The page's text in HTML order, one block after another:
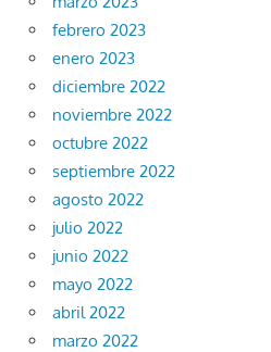
febrero 2023
enero 2023
diciembre 2022
noviembre 2022
octubre 2022
septiembre 2022
agosto 2022
julio 2022
junio 2022
mayo 2022
abril 2022
marzo 2022